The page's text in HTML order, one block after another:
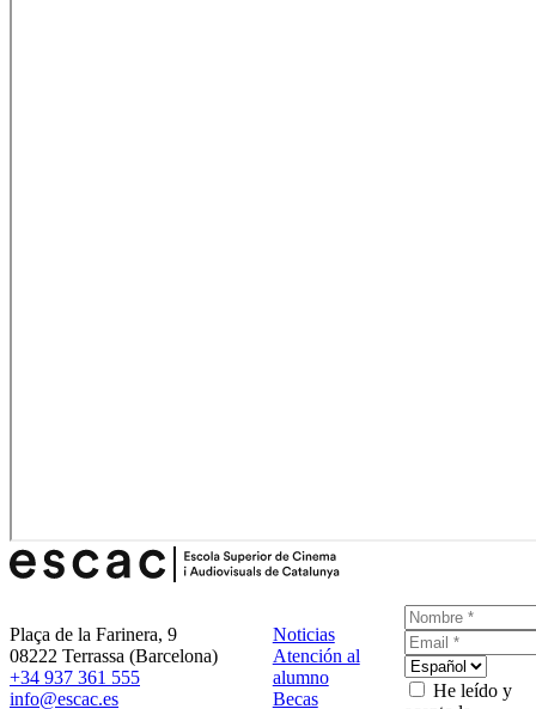
Plaça de la Farinera, 9
08222 Terrassa (Barcelona)
+34 937 361 555
info@escac.es
Noticias
Atención al
alumno
Becas
He leído y